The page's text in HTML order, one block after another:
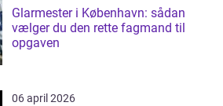
Glarmester i København: sådan
vælger du den rette fagmand til
opgaven
06 april 2026